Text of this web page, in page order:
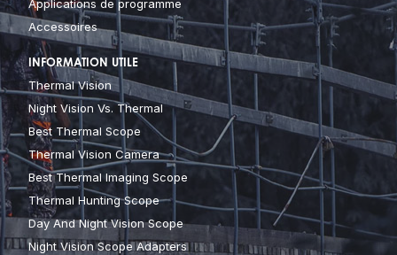
Applications de programme
Accessoires
INFORMATION UTILE
Thermal Vision
Night Vision Vs. Thermal
Best Thermal Scope
Thermal Vision Camera
Best Thermal Imaging Scope
Thermal Hunting Scope
Day And Night Vision Scope
Night Vision Scope Adapters